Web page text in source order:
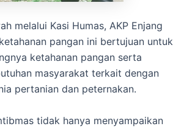
melalui Kasi Humas, AKP Enjang
pangan ini bertujuan untuk
ketahanan pangan serta
masyarakat terkait dengan
pertanian dan peternakan.
tidak hanya menyampaikan